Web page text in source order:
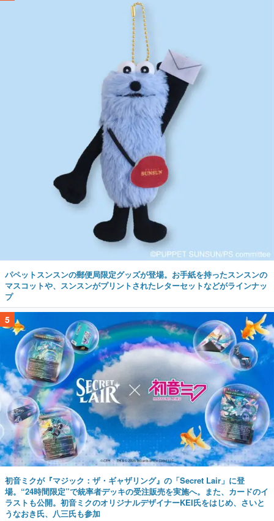
パペットスンスンの郵便局限定グッズが登場。お手紙を持ったスンスンの
マスコットや、スンスンがプリントされたレターセットなどがラインナッ
プ
5
初音ミクが『マジック：ザ・ギャザリング』の「Secret Lair」に登
場。“24時間限定”で統率者デッキの受注販売を実施へ。また、カードのイ
ラストも公開。初音ミクのオリジナルデザイナーKEI氏をはじめ、さいと
うなおき氏、八三氏も参加